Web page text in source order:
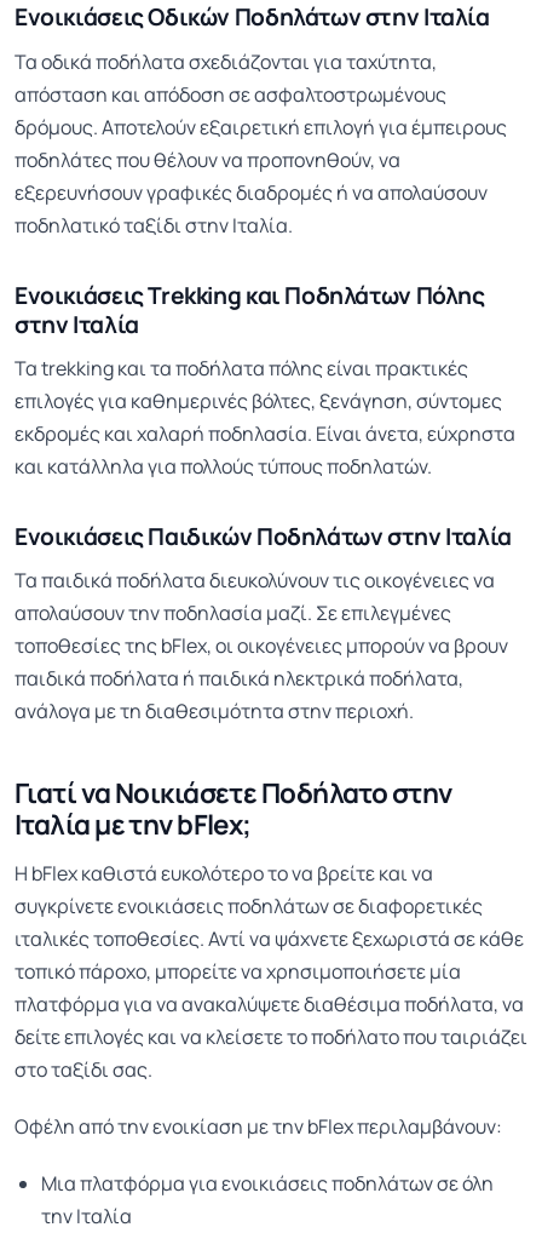
Ενοικιάσεις Οδικών Ποδηλάτων στην Ιταλία
Τα οδικά ποδήλατα σχεδιάζονται για ταχύτητα,
απόσταση και απόδοση σε ασφαλτοστρωμένους
δρόμους. Αποτελούν εξαιρετική επιλογή για έμπειρους
ποδηλάτες που θέλουν να προπονηθούν, να
εξερευνήσουν γραφικές διαδρομές ή να απολαύσουν
ποδηλατικό ταξίδι στην Ιταλία.
Ενοικιάσεις Trekking και Ποδηλάτων Πόλης
στην Ιταλία
Τα trekking και τα ποδήλατα πόλης είναι πρακτικές
επιλογές για καθημερινές βόλτες, ξενάγηση, σύντομες
εκδρομές και χαλαρή ποδηλασία. Είναι άνετα, εύχρηστα
και κατάλληλα για πολλούς τύπους ποδηλατών.
Ενοικιάσεις Παιδικών Ποδηλάτων στην Ιταλία
Τα παιδικά ποδήλατα διευκολύνουν τις οικογένειες να
απολαύσουν την ποδηλασία μαζί. Σε επιλεγμένες
τοποθεσίες της bFlex, οι οικογένειες μπορούν να βρουν
παιδικά ποδήλατα ή παιδικά ηλεκτρικά ποδήλατα,
ανάλογα με τη διαθεσιμότητα στην περιοχή.
Γιατί να Νοικιάσετε Ποδήλατο στην
Ιταλία με την bFlex;
Η bFlex καθιστά ευκολότερο το να βρείτε και να
συγκρίνετε ενοικιάσεις ποδηλάτων σε διαφορετικές
ιταλικές τοποθεσίες. Αντί να ψάχνετε ξεχωριστά σε κάθε
τοπικό πάροχο, μπορείτε να χρησιμοποιήσετε μία
πλατφόρμα για να ανακαλύψετε διαθέσιμα ποδήλατα, να
δείτε επιλογές και να κλείσετε το ποδήλατο που ταιριάζει
στο ταξίδι σας.
Οφέλη από την ενοικίαση με την bFlex περιλαμβάνουν:
Μια πλατφόρμα για ενοικιάσεις ποδηλάτων σε όλη
την Ιταλία